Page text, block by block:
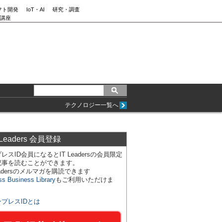
ト開発 IoT・AI
研究・調査
座
テクノロジー一覧へ
会員登録
スID会員になるとIT Leadersの会員限定
を読むことができます。
のメルマガを購読できます
Business Libraryもご利用いただけま
プレスIDとは